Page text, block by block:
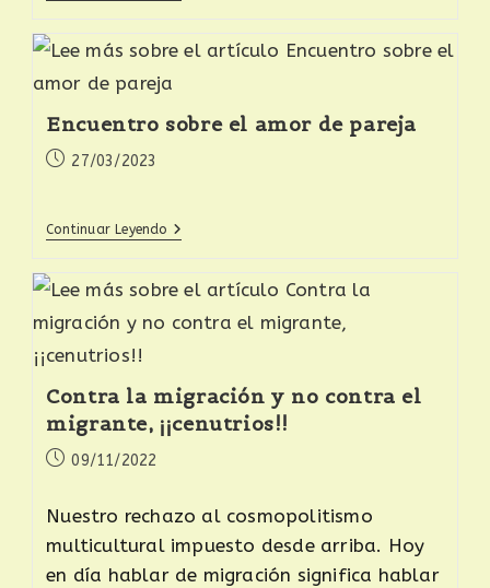
Encuentro sobre el amor de pareja
27/03/2023
Continuar Leyendo
Contra la migración y no contra el
migrante, ¡¡cenutrios!!
09/11/2022
Nuestro rechazo al cosmopolitismo
multicultural impuesto desde arriba. Hoy
en día hablar de migración significa hablar